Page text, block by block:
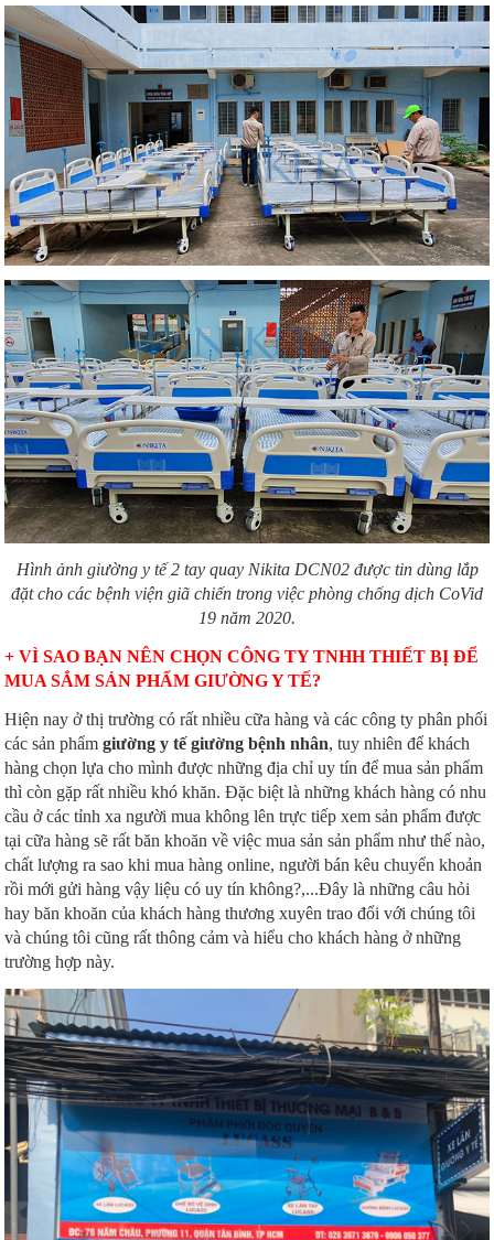
Hình ảnh giường y tế 2 tay quay Nikita DCN02 được tin dùng lắp
đặt cho các bệnh viện giã chiến trong việc phòng chống dịch CoVid
19 năm 2020.
+ VÌ SAO BẠN NÊN CHỌN CÔNG TY TNHH THIẾT BỊ ĐỂ
MUA SẮM SẢN PHẨM GIƯỜNG Y TẾ?
Hiện nay ở thị trường có rất nhiều cữa hàng và các công ty phân phối
các sản phẩmgiường y tế giường bệnh nhân, tuy nhiên để khách
hàng chọn lựa cho mình được những địa chỉ uy tín để mua sản phẩm
thì còn gặp rất nhiều khó khăn. Đặc biệt là những khách hàng có nhu
cầu ở các tỉnh xa người mua không lên trực tiếp xem sản phẩm được
tại cữa hàng sẽ rất băn khoăn về việc mua sản sản phẩm như thế nào,
chất lượng ra sao khi mua hàng online, người bán kêu chuyển khoản
rồi mới gửi hàng vậy liệu có uy tín không?,...Đây là những câu hỏi
hay băn khoăn của khách hàng thương xuyên trao đổi với chúng tôi
và chúng tôi cũng rất thông cảm và hiểu cho khách hàng ở những
trường hợp này.